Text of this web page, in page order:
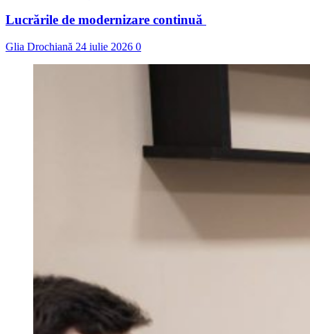
Lucrările de modernizare continuă
Glia Drochiană 24 iulie 2026 0